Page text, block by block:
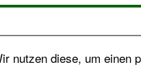
nutzen diese, um